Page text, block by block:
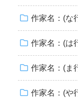
作家名：(な
作家名：(は
作家名：(ま
作家名：(や